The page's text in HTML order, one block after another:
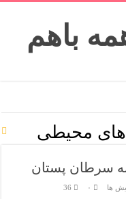
های محیطی
به سرطان پستان
ها ۰ 36